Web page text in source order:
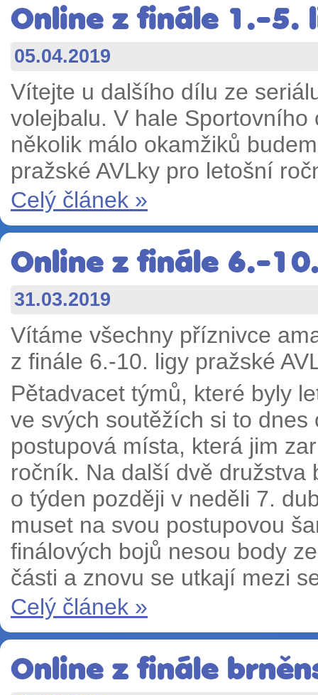
Online z finále 1.-5.
05.04.2019
Vítejte u dalšího dílu ze
volejbalu. V hale
několik málo okamžiků
pražské AVLky pro letošní
Celý článek »
Online z finále 6.-
31.03.2019
Vítáme všechny příznivce
z finále 6.-10. ligy pražské
Pětadvacet týmů, které byly
ve svých soutěžích si to
postupová místa, která jim
ročník. Na další dvě družstva
o týden později v neděli 7.
muset na svou postupovou
finálových bojů nesou body
části a znovu se utkají mezi
Celý článek »
Online z finále